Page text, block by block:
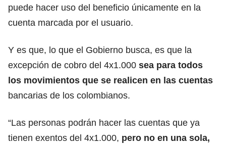
puede hacer uso del beneficio únicamente en la
cuenta marcada por el usuario.
Y es que, lo que el Gobierno busca, es que la
excepción de cobro del 4x1.000 sea para todos
los movimientos que se realicen en las cuentas
bancarias de los colombianos.
“Las personas podrán hacer las cuentas que ya
tienen exentos del 4x1.000, pero no en una sola,